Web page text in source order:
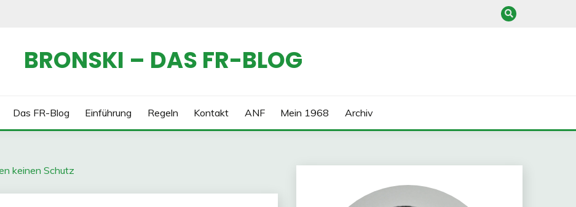
BRONSKI – DAS FR-BLOG
Das FR-Blog Einführung Regeln Kontakt ANF Mein 1968 Archiv
keinen Schutz